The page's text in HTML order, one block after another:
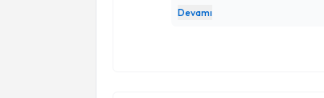
uygulanabilir hem de aç
hale getirdi. Sağlıklı bir
Devamı